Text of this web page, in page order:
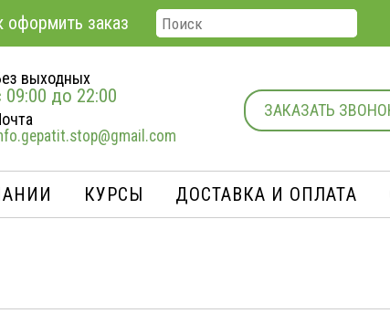
оформить заказ
выходных
09:00 до 22:00
ЗАКАЗАТЬ
КУРСЫ ДОСТАВКА И ОПЛАТA